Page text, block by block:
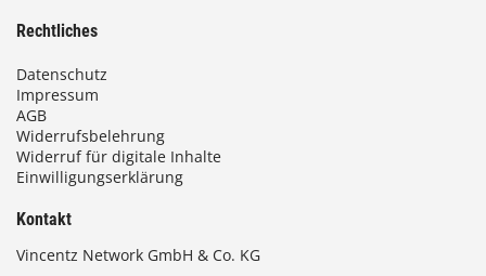
Rechtliches
Datenschutz
Impressum
AGB
Widerrufsbelehrung
Widerruf für digitale Inhalte
Einwilligungserklärung
Kontakt
Vincentz Network GmbH & Co. KG